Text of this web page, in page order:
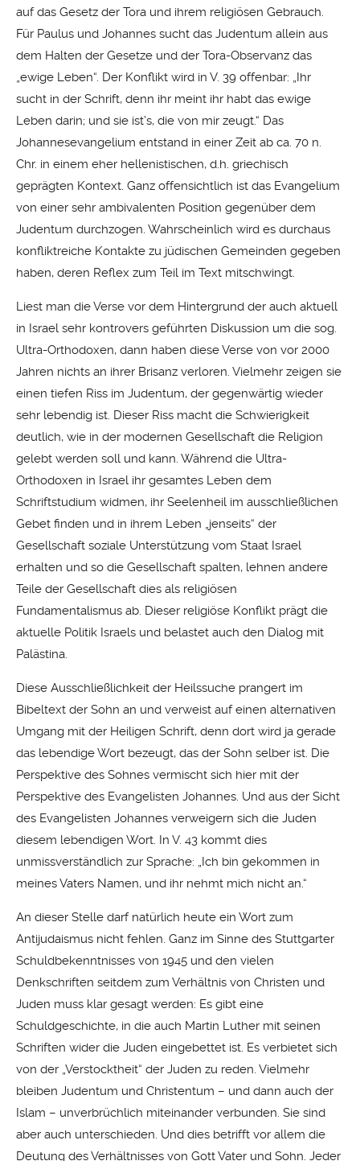
auf das Gesetz der Tora und ihrem religiösen Gebrauch.
Für Paulus und Johannes sucht das Judentum allein aus
dem Halten der Gesetze und der Tora-Observanz das
„ewige Leben“. Der Konflikt wird in V. 39 offenbar: „Ihr
sucht in der Schrift, denn ihr meint ihr habt das ewige
Leben darin; und sie ist’s, die von mir zeugt.“ Das
Johannesevangelium entstand in einer Zeit ab ca. 70 n.
Chr. in einem eher hellenistischen, d.h. griechisch
geprägten Kontext. Ganz offensichtlich ist das Evangelium
von einer sehr ambivalenten Position gegenüber dem
Judentum durchzogen. Wahrscheinlich wird es durchaus
konfliktreiche Kontakte zu jüdischen Gemeinden gegeben
haben, deren Reflex zum Teil im Text mitschwingt.
Liest man die Verse vor dem Hintergrund der auch aktuell
in Israel sehr kontrovers geführten Diskussion um die sog.
Ultra-Orthodoxen, dann haben diese Verse von vor 2000
Jahren nichts an ihrer Brisanz verloren. Vielmehr zeigen sie
einen tiefen Riss im Judentum, der gegenwärtig wieder
sehr lebendig ist. Dieser Riss macht die Schwierigkeit
deutlich, wie in der modernen Gesellschaft die Religion
gelebt werden soll und kann. Während die Ultra-
Orthodoxen in Israel ihr gesamtes Leben dem
Schriftstudium widmen, ihr Seelenheil im ausschließlichen
Gebet finden und in ihrem Leben „jenseits“ der
Gesellschaft soziale Unterstützung vom Staat Israel
erhalten und so die Gesellschaft spalten, lehnen andere
Teile der Gesellschaft dies als religiösen
Fundamentalismus ab. Dieser religiöse Konflikt prägt die
aktuelle Politik Israels und belastet auch den Dialog mit
Palästina.
Diese Ausschließlichkeit der Heilssuche prangert im
Bibeltext der Sohn an und verweist auf einen alternativen
Umgang mit der Heiligen Schrift, denn dort wird ja gerade
das lebendige Wort bezeugt, das der Sohn selber ist. Die
Perspektive des Sohnes vermischt sich hier mit der
Perspektive des Evangelisten Johannes. Und aus der Sicht
des Evangelisten Johannes verweigern sich die Juden
diesem lebendigen Wort. In V. 43 kommt dies
unmissverständlich zur Sprache: „Ich bin gekommen in
meines Vaters Namen, und ihr nehmt mich nicht an.“
An dieser Stelle darf natürlich heute ein Wort zum
Antijudaismus nicht fehlen. Ganz im Sinne des Stuttgarter
Schuldbekenntnisses von 1945 und den vielen
Denkschriften seitdem zum Verhältnis von Christen und
Juden muss klar gesagt werden: Es gibt eine
Schuldgeschichte, in die auch Martin Luther mit seinen
Schriften wider die Juden eingebettet ist. Es verbietet sich
von der „Verstocktheit“ der Juden zu reden. Vielmehr
bleiben Judentum und Christentum – und dann auch der
Islam – unverbrüchlich miteinander verbunden. Sie sind
aber auch unterschieden. Und dies betrifft vor allem die
Deutung des Verhältnisses von Gott Vater und Sohn. Jeder